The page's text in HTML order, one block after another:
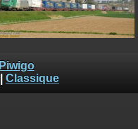
Piwigo
Classique